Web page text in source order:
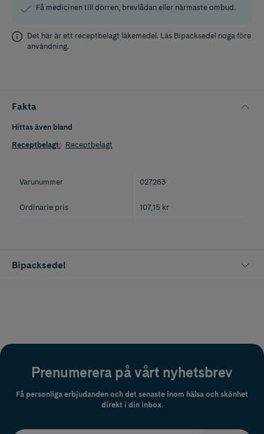
Få medicinen till dörren, brevlådan eller närmaste ombud.
Det här är ett receptbelagt läkemedel. Läs Bipacksedel noga före
användning.
Fakta
Hittas även bland
Receptbelagt: Receptbelagt
Varunummer 027263
Ordinarie pris 107,15 kr
Bipacksedel
Prenumerera på vårt nyhetsbrev
Få personliga erbjudanden och det senaste inom hälsa och skönhet
direkt i din inbox.